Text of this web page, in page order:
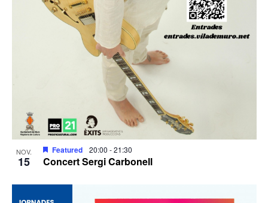
NOV.
15 Concert Sergi Carbonell
Featured 20:00 -21:30